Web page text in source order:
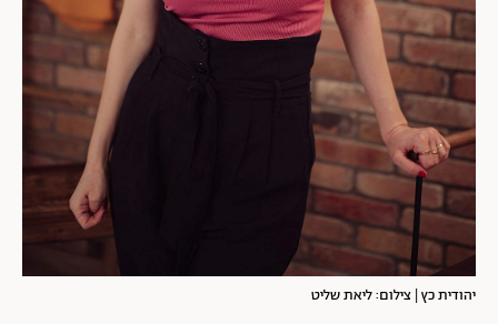
יהודית כץ | צילום: ליאת שליט